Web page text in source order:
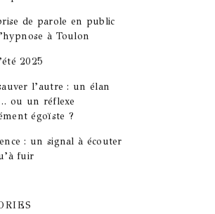
de parole en public
à Toulon
2025
l’autre : un élan
ou un réflexe
égoïste ?
: un signal à écouter
fuir